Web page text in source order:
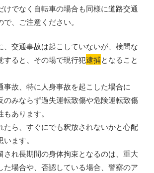
けでなく自転車の場合も同様に道路交通
、ご注意ください。
、交通事故は起こしていないが、検問な
すると、その場で現行犯逮捕となること
事故、特に人身事故を起こした場合に
のみならず過失運転致傷や危険運転致傷
あります。
たら、すぐにでも釈放されないかと心配
ます。
され長期間の身体拘束となるのは、重大
た場合や、否認している場合、警察のア